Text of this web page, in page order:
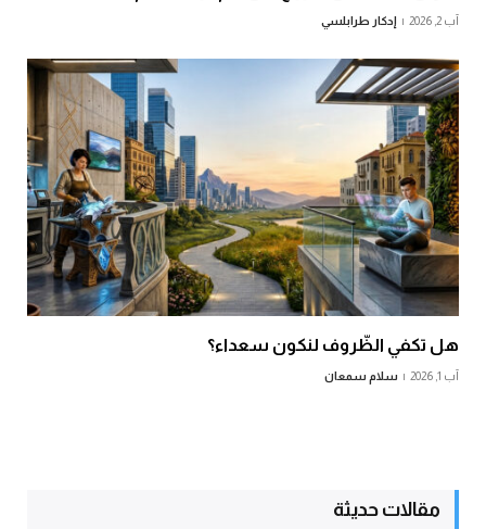
آب 2, 2026 إدكار طرابلسي
هل تكفي الظّروف لنكون سعداء؟
آب 1, 2026 سلام سمعان
مقالات حديثة